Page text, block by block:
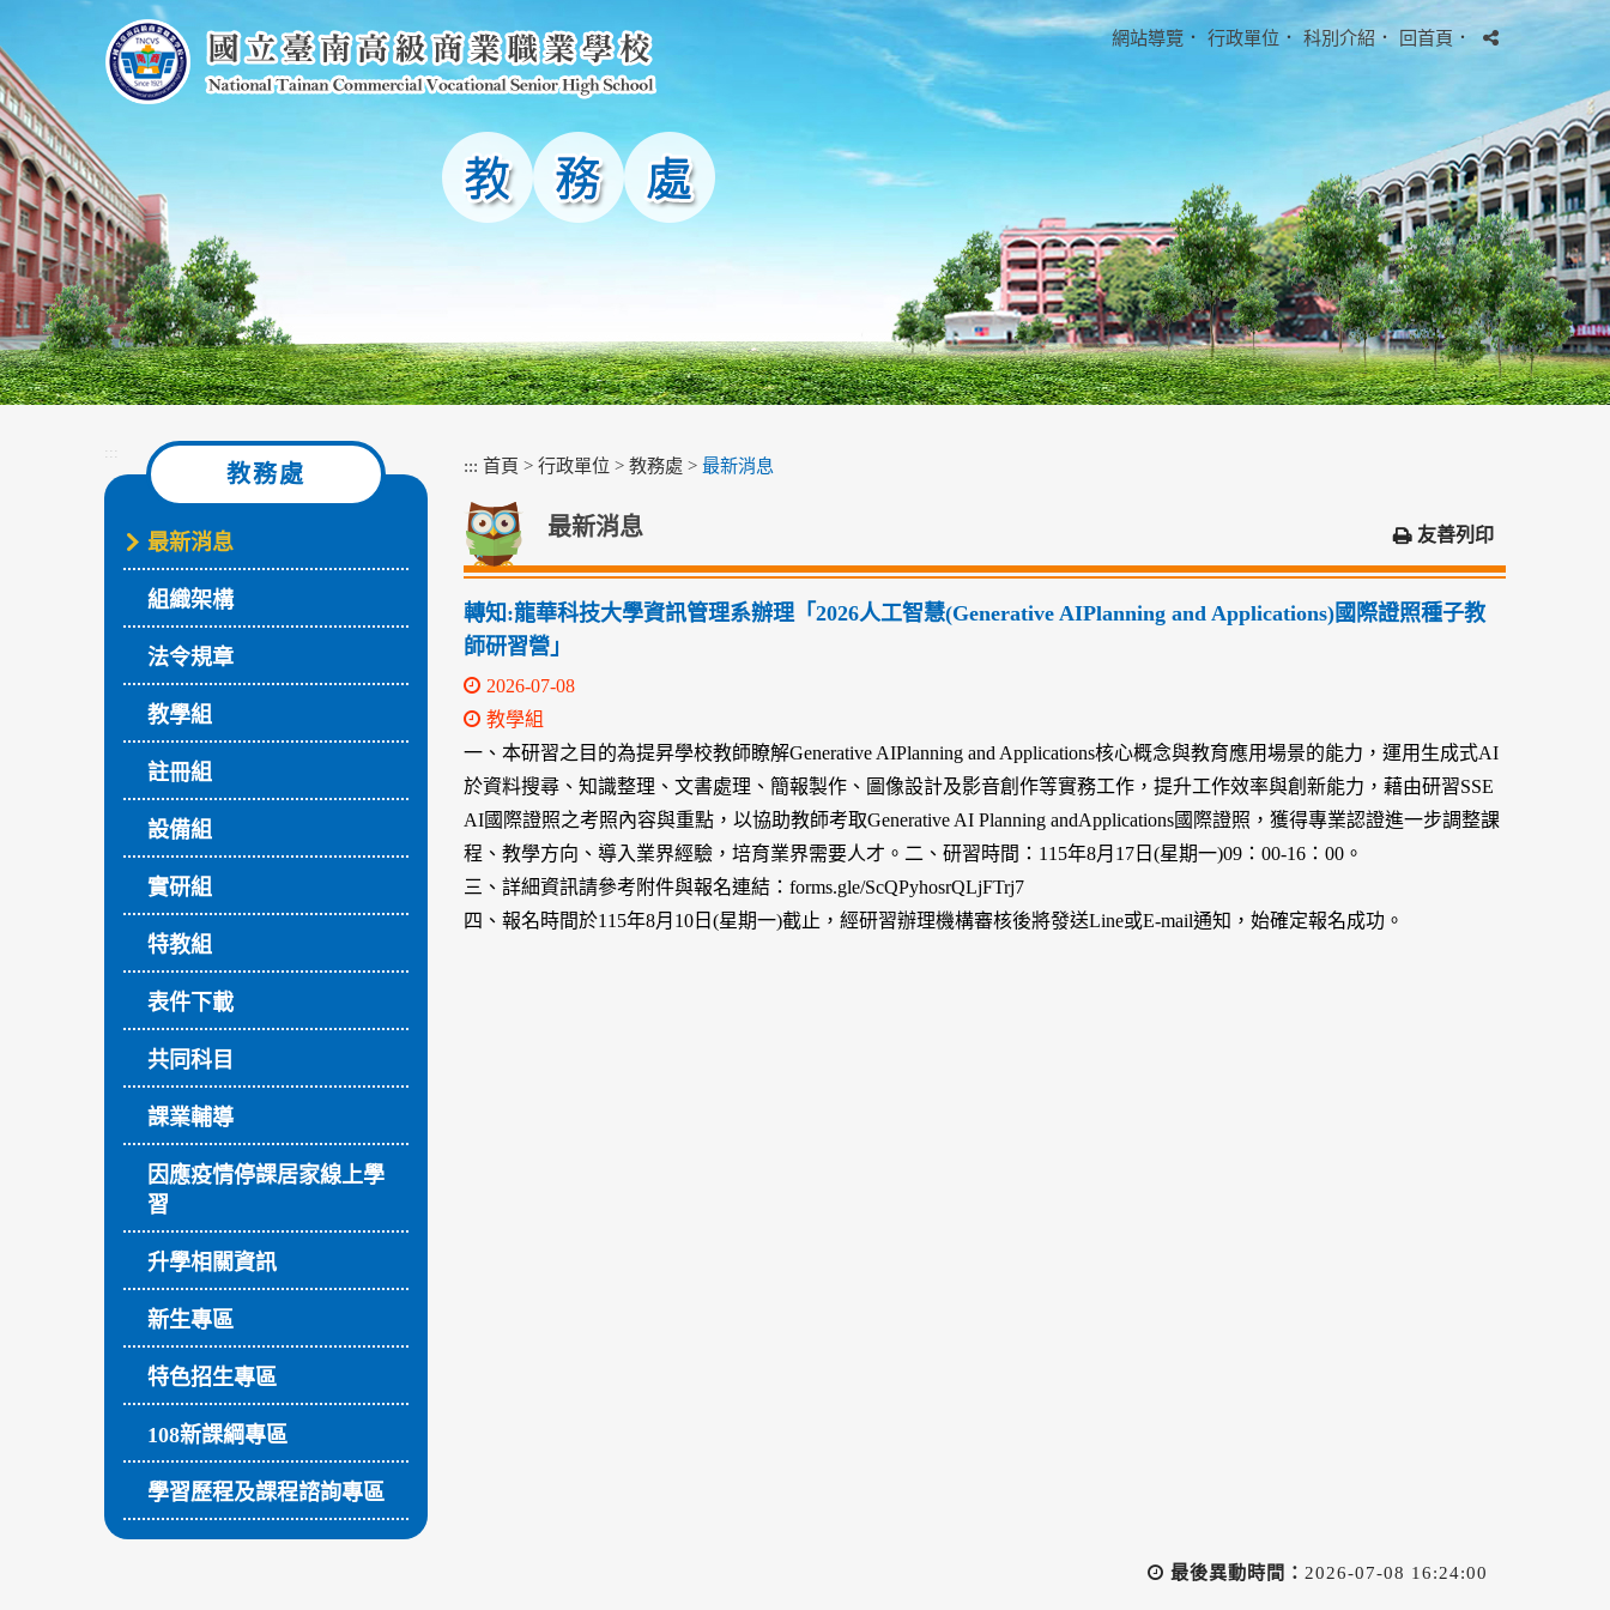
主
要
內
容
區
塊
網站導覽 ． 行政單位 ． 科別介紹． 回首頁．
:::
教務處
最新消息
組織架構
法令規章
教學組
註冊組
設備組
實研組
特教組
表件下載
共同科目
課業輔導
因應疫情停課居家線上學
習
升學相關資訊
新生專區
特色招生專區
108新課綱專區
學習歷程及課程諮詢專區
::: 首頁 > 行政單位 > 教務處 > 最新消息
最新消息 友善列印
轉知:龍華科技大學資訊管理系辦理「2026人工智慧(Generative AIPlanning and Applications)國際證照種子教
師研習營」
2026-07-08
教學組
一、本研習之目的為提昇學校教師瞭解Generative AIPlanning and Applications核心概念與教育應用場景的能力，運用生成式AI
於資料搜尋、知識整理、文書處理、簡報製作、圖像設計及影音創作等實務工作，提升工作效率與創新能力，藉由研習SSE
AI國際證照之考照內容與重點，以協助教師考取Generative AI Planning andApplications國際證照，獲得專業認證進一步調整課
程、教學方向、導入業界經驗，培育業界需要人才。二、研習時間：115年8月17日(星期一)09：00-16：00。
三、詳細資訊請參考附件與報名連結：forms.gle/ScQPyhosrQLjFTrj7
四、報名時間於115年8月10日(星期一)截止，經研習辦理機構審核後將發送Line或E-mail通知，始確定報名成功。
最後異動時間： 2026-07-08 16:24:00